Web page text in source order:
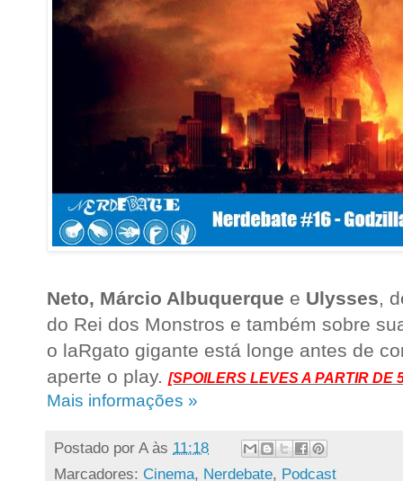
Neto, Márcio Albuquerque e Ulysses,
do Rei dos Monstros e também sobre
o laRgato gigante está longe antes de
aperte o play. [SPOILERS LEVES A PARTIR DE
Mais informações »
Postado por A às 11:18
Marcadores: Cinema, Nerdebate, Podcast